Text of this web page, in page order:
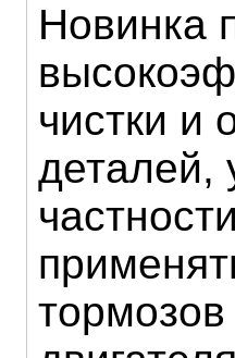
Новинка
чистки и
деталей,